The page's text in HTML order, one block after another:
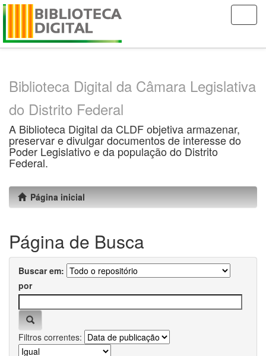
Skip
Biblioteca Digital da Câmara Legislativa
do Distrito Federal
A Biblioteca Digital da CLDF objetiva armazenar,
preservar e divulgar documentos de interesse do
Poder Legislativo e da população do Distrito
Federal.
Página inicial
Página de Busca
Buscar em:
por
Filtros correntes: